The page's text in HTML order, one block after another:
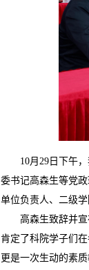
10月29日下午
委书记高森生等党
单位负责人、二级
高森生致辞并
肯定了科院学子们
更是一次生动的素